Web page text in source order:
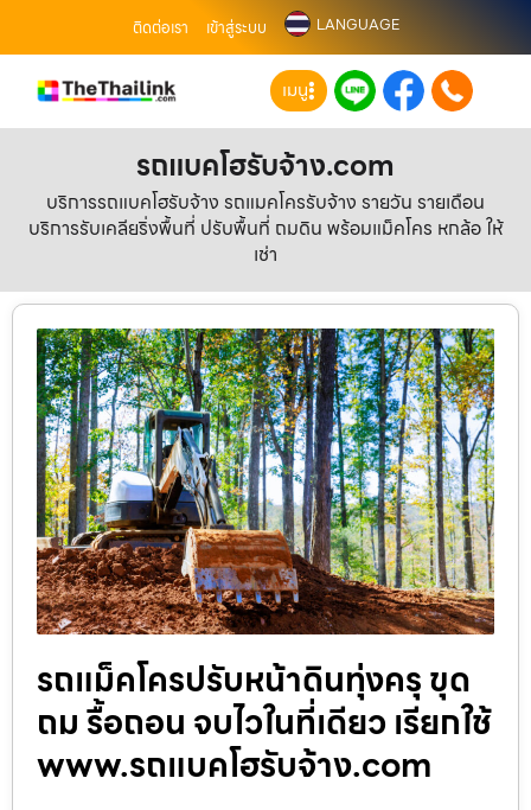
ติดต่อเรา เข้าสู่ระบบ LANGUAGE
เมนู
รถแบคโฮรับจ้าง.com
บริการรถแบคโฮรับจ้าง รถแมคโครรับจ้าง รายวัน รายเดือน
บริการรับเคลียริ่งพื้นที่ ปรับพื้นที่ ถมดิน พร้อมแม็คโคร หกล้อ ให้
เช่า
รถแม็คโครปรับหน้าดินทุ่งครุ ขุด
ถม รื้อถอน จบไวในที่เดียว เรียกใช้
www.รถแบคโฮรับจ้าง.com